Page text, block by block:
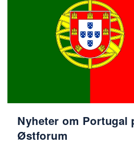
Nyheter om Portugal
Østforum